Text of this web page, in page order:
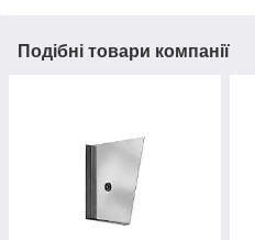
Подібні товари компанії